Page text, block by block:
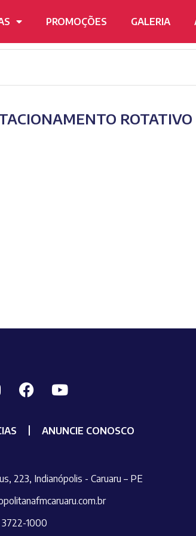
PROMOÇÕES GALERIA
ANUNCIE CONOSCO
223, Indianópolis - Caruaru – PE
3722-1000